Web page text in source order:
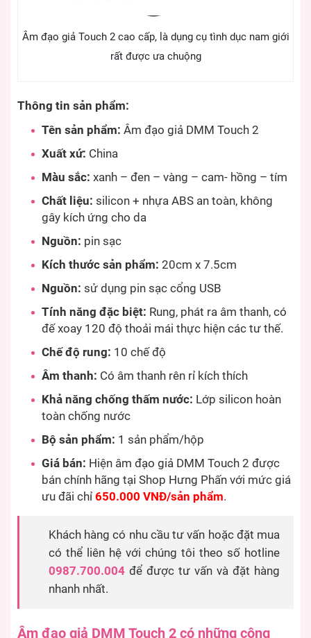
Âm đạo giả Touch 2 cao cấp, là dụng cụ tình dục nam giới
rất được ưa chuộng
Thông tin sản phẩm:
Tên sản phẩm: Âm đạo giả DMM Touch 2
Xuất xứ: China
Màu sắc: xanh – đen – vàng – cam- hồng – tím
Chất liệu: silicon + nhựa ABS an toàn, không
gây kích ứng cho da
Nguồn: pin sạc
Kích thước sản phẩm: 20cm x 7.5cm
Nguồn: sử dụng pin sạc cổng USB
Tính năng đặc biệt: Rung, phát ra âm thanh, có
đế xoay 120 độ thoải mái thực hiện các tư thế.
Chế độ rung: 10 chế độ
Âm thanh: Có âm thanh rên rỉ kích thích
Khả năng chống thấm nước: Lớp silicon hoàn
toàn chống nước
Bộ sản phẩm: 1 sản phẩm/hộp
Giá bán: Hiện âm đạo giả DMM Touch 2 được
bán chính hãng tại Shop Hưng Phấn với mức giá
ưu đãi chỉ 650.000 VNĐ/sản phẩm.
Khách hàng có nhu cầu tư vấn hoặc đặt mua
có thể liên hệ với chúng tôi theo số hotline
0987.700.004 để được tư vấn và đặt hàng
nhanh nhất.
Âm đạo giả DMM Touch 2 có những công